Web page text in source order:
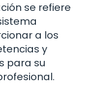
se refiere
a los
y
para su